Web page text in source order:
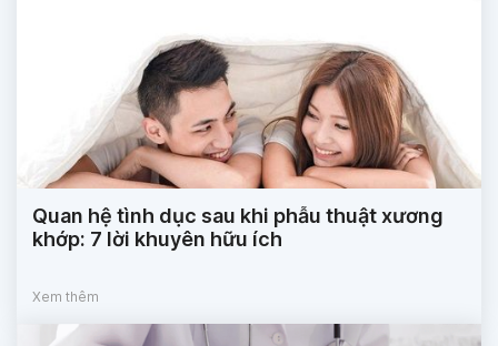
Quan hệ tình dục sau khi phẫu thuật xương
khớp: 7 lời khuyên hữu ích
Xem thêm